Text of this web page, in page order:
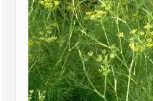
Eltern
medizini
Heilpflanze des Monats